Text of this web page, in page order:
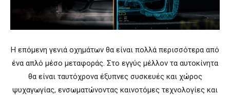
Η επόμενη γενιά οχημάτων θα είναι πολλά περισσότερα από
ένα απλό μέσο μεταφοράς. Στο εγγύς μέλλον τα αυτοκίνητα
θα είναι ταυτόχρονα έξυπνες συσκευές και χώρος
ψυχαγωγίας, ενσωματώνοντας καινοτόμες τεχνολογίες και